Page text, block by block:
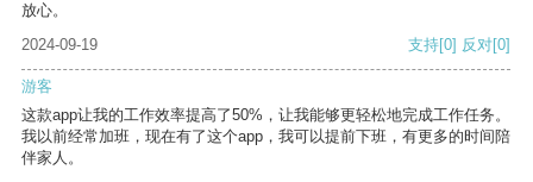
放心。
2024-09-19
支持[0] 反对[0]
游客
这款app让我的工作效率提高了50%，让我能够更轻松地完成工作任务。
我以前经常加班，现在有了这个app，我可以提前下班，有更多的时间陪
伴家人。